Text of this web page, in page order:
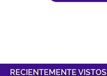
RECIENTEMENTE VISTOS